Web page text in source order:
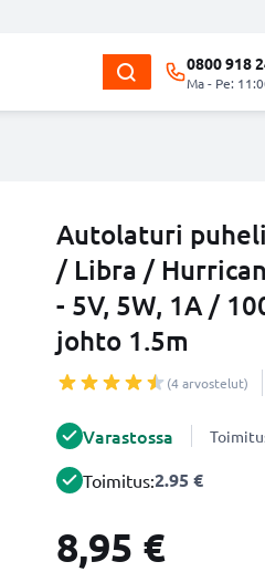
0800 918
Ma - Pe:
Autolaturi
/ Libra /
- 5V, 5W, 1A /
johto 1.5m
(4 arvostelut)
Varastossa
Toimitus:2.95 €
8,95 €